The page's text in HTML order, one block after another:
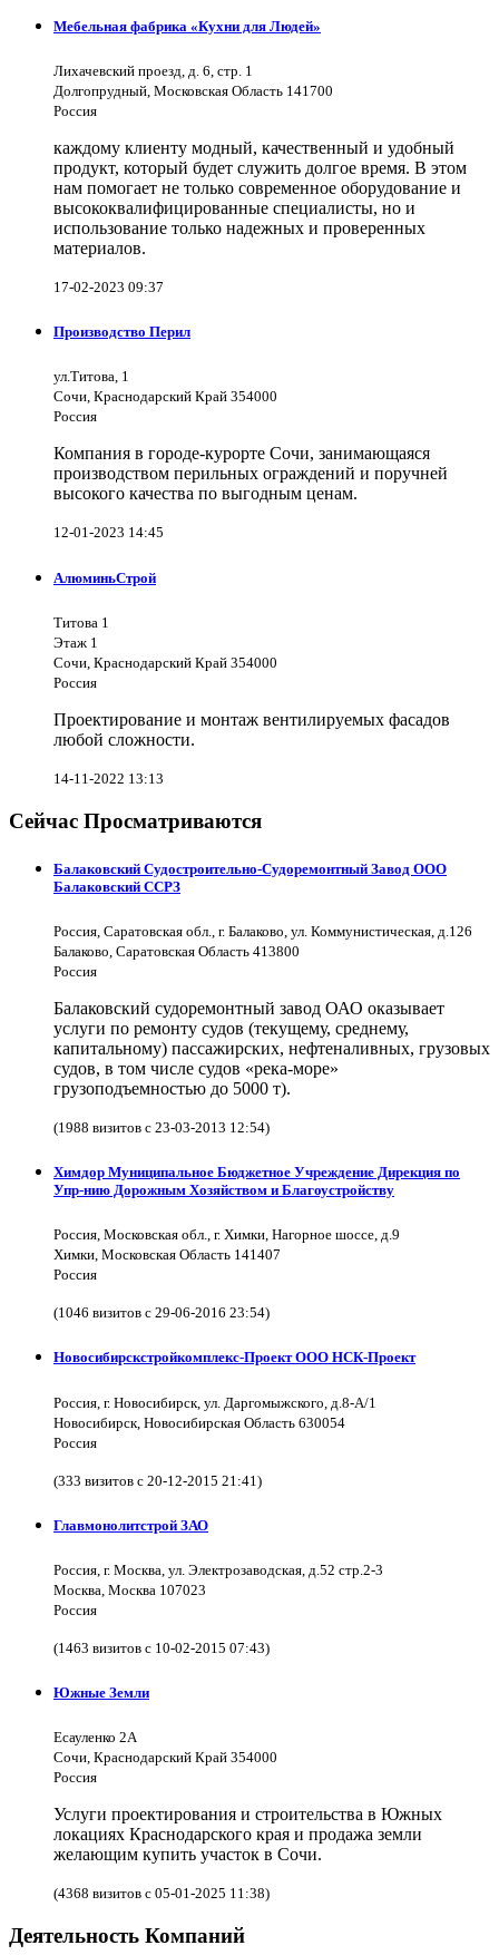
Мебельная фабрика «Кухни для Людей»
Лихачевский проезд, д. 6, стр. 1
Долгопрудный, Московская Область 141700
Россия
каждому клиенту модный, качественный и удобный
продукт, который будет служить долгое время. В этом
нам помогает не только современное оборудование и
высококвалифицированные специалисты, но и
использование только надежных и проверенных
материалов.
17-02-2023 09:37
Производство Перил
ул.Титова, 1
Сочи, Краснодарский Край 354000
Россия
Компания в городе-курорте Сочи, занимающаяся
производством перильных ограждений и поручней
высокого качества по выгодным ценам.
12-01-2023 14:45
АлюминьСтрой
Титова 1
Этаж 1
Сочи, Краснодарский Край 354000
Россия
Проектирование и монтаж вентилируемых фасадов
любой сложности.
14-11-2022 13:13
Сейчас Просматриваются
Балаковский Судостроительно-Судоремонтный Завод ООО
Балаковский ССРЗ
Россия, Саратовская обл., г. Балаково, ул. Коммунистическая, д.126
Балаково, Саратовская Область 413800
Россия
Балаковский судоремонтный завод ОАО оказывает
услуги по ремонту судов (текущему, среднему,
капитальному) пассажирских, нефтеналивных, грузовых
судов, в том числе судов «река-море»
грузоподъемностью до 5000 т).
(1988 визитов с 23-03-2013 12:54)
Химдор Муниципальное Бюджетное Учреждение Дирекция по
Упр-нию Дорожным Хозяйством и Благоустройству
Россия, Московская обл., г. Химки, Нагорное шоссе, д.9
Химки, Московская Область 141407
Россия
(1046 визитов с 29-06-2016 23:54)
Новосибирскстройкомплекс-Проект ООО НСК-Проект
Россия, г. Новосибирск, ул. Даргомыжского, д.8-А/1
Новосибирск, Новосибирская Область 630054
Россия
(333 визитов с 20-12-2015 21:41)
Главмонолитстрой ЗАО
Россия, г. Москва, ул. Электрозаводская, д.52 стр.2-3
Москва, Москва 107023
Россия
(1463 визитов с 10-02-2015 07:43)
Южные Земли
Есауленко 2А
Сочи, Краснодарский Край 354000
Россия
Услуги проектирования и строительства в Южных
локациях Краснодарского края и продажа земли
желающим купить участок в Сочи.
(4368 визитов с 05-01-2025 11:38)
Деятельность Компаний